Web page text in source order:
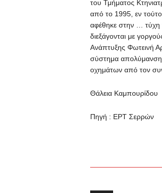
του Τμήματος
από το 1995, εν
αφέθηκε στην … τύχη
διεξάγονται με
Ανάπτυξης Φωτεινή
σύστημα
οχημάτων από τον
Θάλεια Καμπουρίδου
Πηγή : ΕΡΤ Σερρών